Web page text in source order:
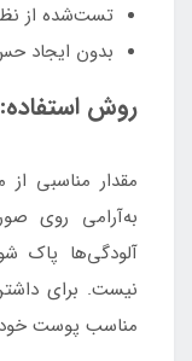
تست‌شده از
بدون ایجاد
روش استفاده:
مقدار مناسبی از
به‌آرامی روی
آلودگی‌ها پاک
نیست. برای
مناسب پوست خود